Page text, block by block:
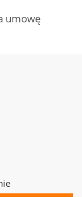
umowę